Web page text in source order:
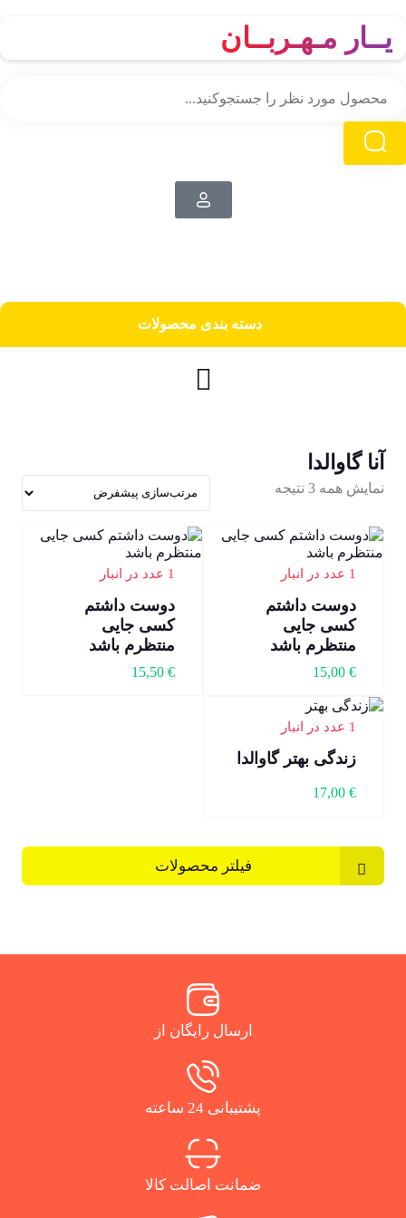
یــار مـهـربــان
دسته‌ بندی محصولات
آنا گاوالدا
نمایش همه 3 نتیجه
1 عدد در انبار
دوست داشتم
کسی جایی
منتظرم باشد
15,00 €
1 عدد در انبار
دوست داشتم
کسی جایی
منتظرم باشد
15,50€
1 عدد در انبار
زندگی بهتر گاوالدا
17,00 €
فیلتر محصولات
ارسال رایگان از
پشتیبانی 24 ساعته
ضمانت اصالت کالا